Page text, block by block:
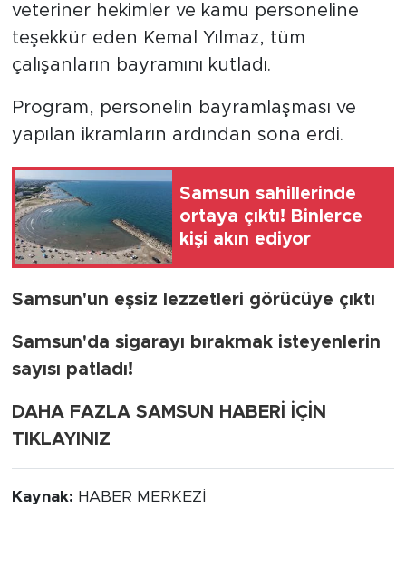
veteriner hekimler ve kamu personeline
teşekkür eden Kemal Yılmaz, tüm
çalışanların bayramını kutladı.
Program, personelin bayramlaşması ve
yapılan ikramların ardından sona erdi.
Samsun sahillerinde
ortaya çıktı! Binlerce
kişi akın ediyor
Samsun'un eşsiz lezzetleri görücüye çıktı
Samsun'da sigarayı bırakmak isteyenlerin
sayısı patladı!
DAHA FAZLA SAMSUN HABERİ İÇİN
TIKLAYINIZ
Kaynak: HABER MERKEZİ